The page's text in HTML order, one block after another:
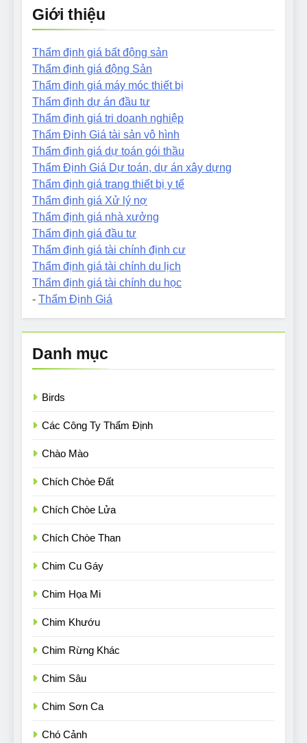
Giới thiệu
Thẩm định giá bất động sản
Thẩm định giá động Sản
Thẩm định giá máy móc thiết bị
Thẩm định dự án đầu tư
Thẩm định giá tri doanh nghiệp
Thẩm Định Giá tài sản vô hình
Thẩm định giá dự toán gói thầu
Thẩm Định Giá Dự toán, dự án xây dựng
Thẩm định giá trang thiết bị y tế
Thẩm định giá Xử lý nợ
Thẩm định giá nhà xưởng
Thẩm định giá đầu tư
Thẩm định giá tài chính định cư
Thẩm định giá tài chính du lịch
Thẩm định giá tài chính du học
- Thẩm Định Giá
Danh mục
Birds
Các Công Ty Thẩm Định
Chào Mào
Chích Chòe Đất
Chích Chòe Lửa
Chích Chòe Than
Chim Cu Gáy
Chim Họa Mi
Chim Khướu
Chim Rừng Khác
Chim Sâu
Chim Sơn Ca
Chó Cảnh